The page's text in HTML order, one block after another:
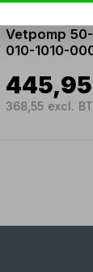
Vetpomp
010-1010-
445,95
368,55 excl.